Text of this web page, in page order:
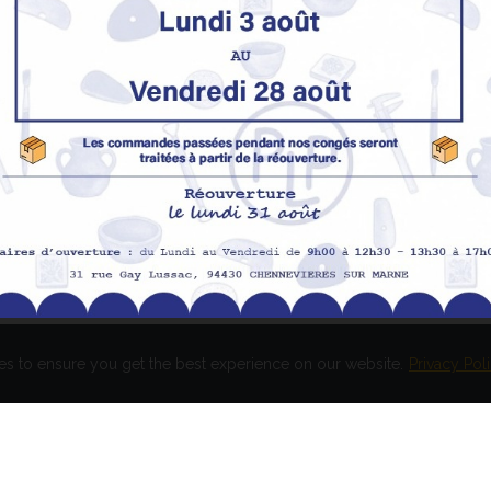
Nos produits
Promotions
Nouveaux produits
Meilleures ventes
Réalisation EASY HIGH T
to ensure you get the best experience on our website. Privacy